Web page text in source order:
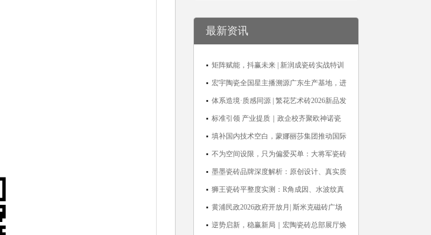
最新资讯
矩阵赋能，抖赢未来 | 新润成瓷砖实战特训
营成功举办，吹响品牌秋季营销冲锋号！
宏宇陶瓷全国星主播溯源广东生产基地，进
阶ROI长效变现新路径
体系造境·质感同源 | 繁花艺术砖2026新品发
布媒体见面会圆满举行
标准引领 产业提质｜政企校齐聚欧神诺瓷
砖，共探佛山陶瓷标准化发展新路径
填补国内技术空白，蒙娜丽莎集团推动国际
标准落地本地国标
不为空间设限，只为偏爱买单：大将军瓷砖
解锁“高级哑”人居美学
墨墨瓷砖品牌深度解析：原创设计、真实质
感与市场口碑全览
狮王瓷砖平整度实测：R角成因、水波纹真
相、辊棒印解析与5A标准选购指南
黄浦民政2026政府开放月| 斯米克磁砖广场
适老化体验中心正式亮相
逆势启新，稳赢新局｜宏陶瓷砖总部展厅焕